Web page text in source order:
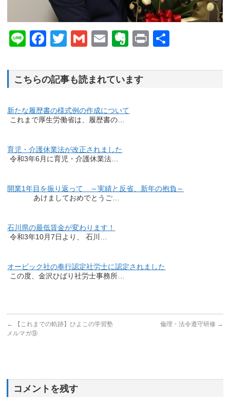
LineFacebook
Twitter
GmailEmailEvernote
Print
こちらの記事も読まれています
新たな履歴書の様式例の作成について
これまで厚生労働省は、履歴書の…
育児・介護休業法が改正されました
令和3年6月に育児・介護休業法…
開業1年目を振り返って ～実績と反省、新年の抱負～
あけましておめでとうご…
石川県の最低賃金が変わります！
令和3年10月7日より、 石川…
オービック社の奉行認定社労士に認定されました
この度、金沢ひばり社労士事務所…
←
【これまでの軌跡】ひよこの学習塾
メルマガ⑨
倫理・法令遵守研修 →
コメントを残す